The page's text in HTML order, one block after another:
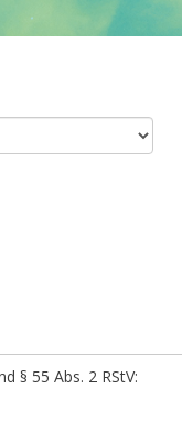
§ 55 Abs. 2 RStV: